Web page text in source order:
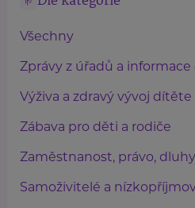
Všechny
Zprávy z úřadů a
Výživa a zdravý vývoj dítěte
Zábava pro děti a rodiče
Zaměstnanost, právo,
Samoživitelé a